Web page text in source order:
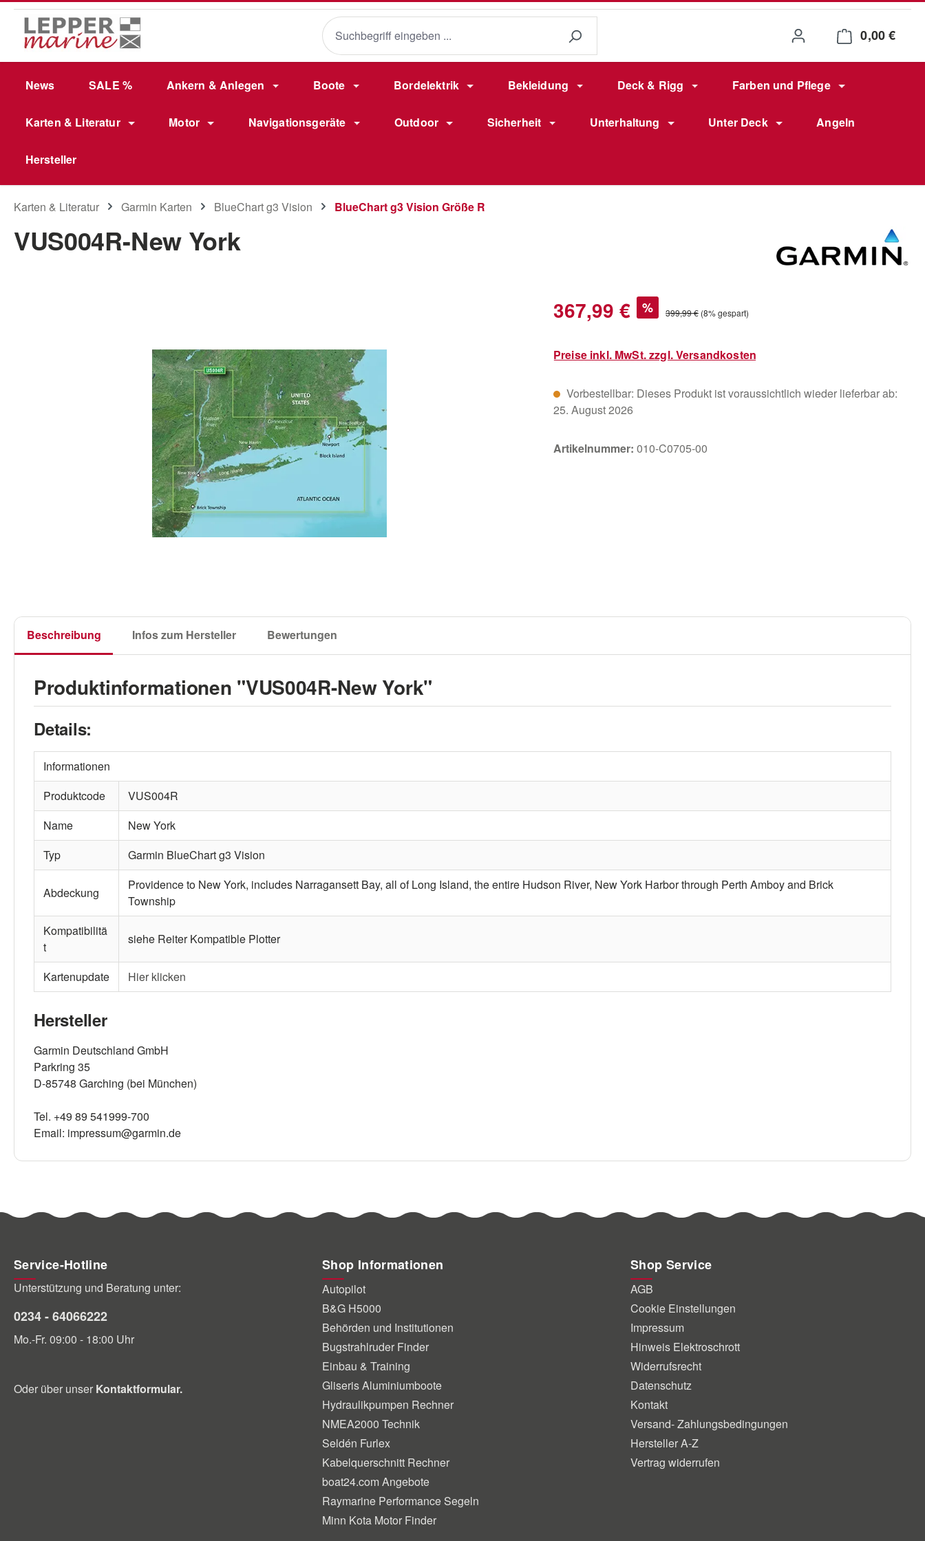
Hauptinhalt springen
Zur Suche springen
Zur Hauptnavigation springen
0,00 €
News SALE % Ankern & Anlegen Boote Bordelektrik Bekleidung Deck & Rigg Farben und Pflege
Karten & Literatur Motor Navigationsgeräte Outdoor Sicherheit Unterhaltung Unter Deck Angeln
Hersteller
Karten & Literatur Garmin Karten BlueChart g3 Vision BlueChart g3 Vision Größe R
VUS004R-New York
Verkaufspreis:
367,99 € % Regulärer Preis:
399,99 € (8% gespart)
Preise inkl. MwSt. zzgl. Versandkosten
Vorbestellbar: Dieses Produkt ist voraussichtlich wieder lieferbar ab:
25. August 2026
Artikelnummer: 010-C0705-00
Beschreibung Infos zum Hersteller Bewertungen
Produktinformationen "VUS004R-New York"
Details:
Informationen
Produktcode
VUS004R
Name
New York
Typ
Garmin BlueChart g3 Vision
Abdeckung
Providence to New York, includes Narragansett Bay, all of Long Island, the entire Hudson River, New York Harbor through Perth Amboy and Brick
Township
Kompatibilitä
t
siehe Reiter Kompatible Plotter
Kartenupdate Hier klicken
Hersteller
Garmin Deutschland GmbH
Parkring 35
D-85748 Garching (bei München)
Tel. +49 89 541999-700
Email: impressum@garmin.de
Service-Hotline
Unterstützung und Beratung unter:
0234 - 64066222
Mo.-Fr. 09:00 - 18:00 Uhr
Oder über unser Kontaktformular.
Shop Informationen
Autopilot
B&G H5000
Behörden und Institutionen
Bugstrahlruder Finder
Einbau & Training
Gliseris Aluminiumboote
Hydraulikpumpen Rechner
NMEA2000 Technik
Seldén Furlex
Kabelquerschnitt Rechner
boat24.com Angebote
Raymarine Performance Segeln
Minn Kota Motor Finder
Shop Service
AGB
Cookie Einstellungen
Impressum
Hinweis Elektroschrott
Widerrufsrecht
Datenschutz
Kontakt
Versand- Zahlungsbedingungen
Hersteller A-Z
Vertrag widerrufen